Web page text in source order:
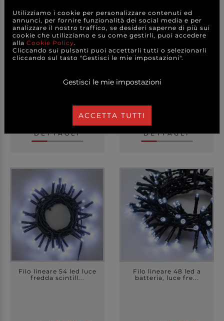
Tenda di luci 228
MaxiLed, Flashled Diam...
77,00 €
DETTAGLI
Filo 10 luci led, luce
fredda a batteria...
a partire da
DETTAGLI
Filo lineare 54 led luce
fredda scintill...
Filo lineare 48 led a
batteria, luce fre...
Utilizziamo i cookie per personalizzare contenuti ed
annunci, per fornire funzionalità dei social media e per
analizzare il nostro traffico, se desideri saperne di più sui
cookie che utilizziamo e su come gestirli, puoi accedere
alla Cookie Policy.
Cliccando sui pulsanti puoi accettarli tutti o selezionarli
cliccando sul tasto "Gestisci le mie impostazioni".
Gestisci le mie impostazioni
ACCETTA TUTTI